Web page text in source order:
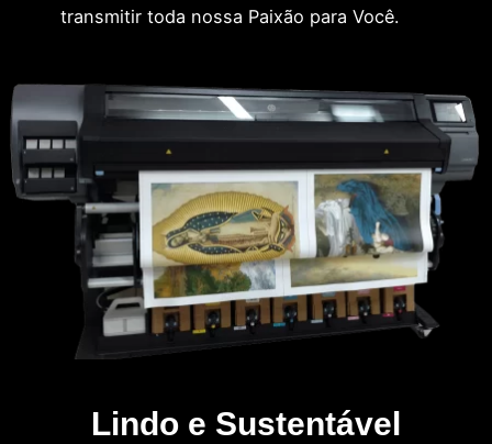
transmitir toda nossa Paixão para Você.
Lindo e Sustentável